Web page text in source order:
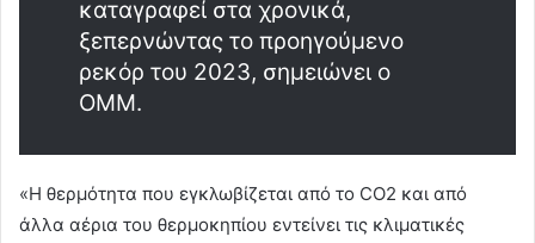
καταγραφεί στα χρονικά,
ξεπερνώντας το προηγούμενο
ρεκόρ του 2023, σημειώνει ο
OMM.
«Η θερμότητα που εγκλωβίζεται από το CO2 και από
άλλα αέρια του θερμοκηπίου εντείνει τις κλιματικές